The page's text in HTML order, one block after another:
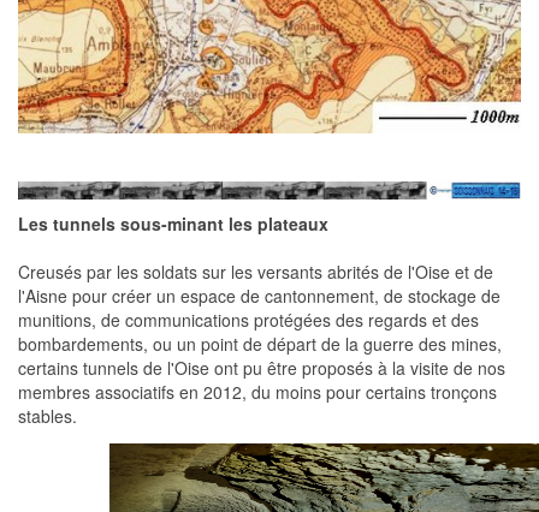
Les tunnels sous-minant les plateaux
Creusés par les soldats sur les versants abrités de l'Oise et de
l'Aisne pour créer un espace de cantonnement, de stockage de
munitions, de communications protégées des regards et des
bombardements, ou un point de départ de la guerre des mines,
certains tunnels de l'Oise ont pu être proposés à la visite de nos
membres associatifs en 2012, du moins pour certains tronçons
stables.